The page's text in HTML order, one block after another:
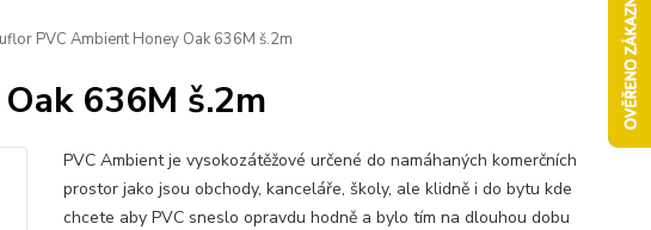
PVC Ambient Honey Oak 636M š.2m
636M š.2m
PVC Ambient je vysokozátěžové určené do namáhaných komerčních
prostor jako jsou obchody, kanceláře, školy, ale klidně i do bytu kde
chcete aby PVC sneslo opravdu hodně a bylo tím na dlouhou dobu